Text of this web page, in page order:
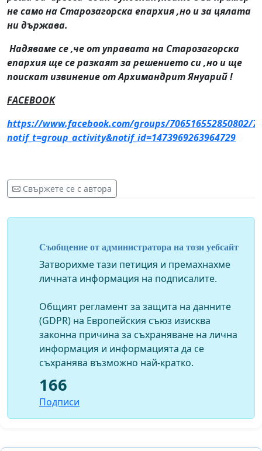
не само на Старозагорска епархия ,но и за цялата
ни държава.
Надяваме се ,че от управата на Старозагорска
епархия ще се разкаят за решението си ,но и ще
поискат извинение от Архимандрит Януарий !
FACEBOOK
https://www.facebook.com/groups/706516552850802/
notif_t=group_activity&notif_id=1473969263964729
Свържете се с автора
Съобщение от администратора на този уебсайт
Затворихме тази петиция и премахнахме
личната информация на подписалите.
Общият регламент за защита на данните
(GDPR) на Европейския съюз изисква
законна причина за съхраняване на лична
информация и информацията да се
съхранява възможно най-кратко.
166
Подписи